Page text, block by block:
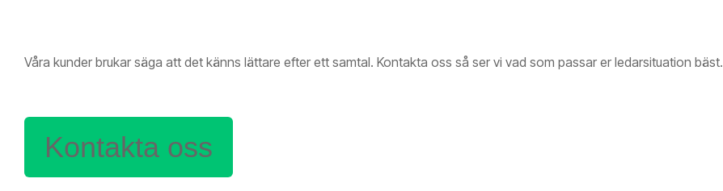
Våra kunder brukar säga att det känns lättare efter ett samtal. Kontakta oss så ser vi vad som passar er ledarsituation bäst.
Kontakta oss